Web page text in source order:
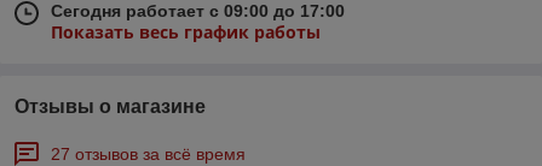
Сегодня работает с 09:00 до 17:00
Показать весь график работы
Отзывы о магазине
27 отзывов за всё время